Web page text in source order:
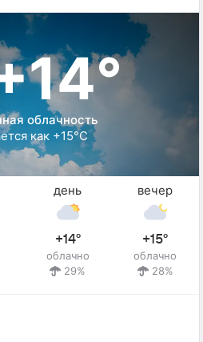
облачность
как +15°C
день
+14°
облачно
29%
вечер
+15°
облачно
28%